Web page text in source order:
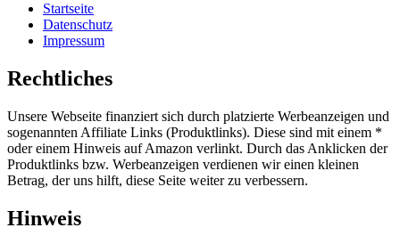
Startseite
Datenschutz
Impressum
Rechtliches
Unsere Webseite finanziert sich durch platzierte Werbeanzeigen und
sogenannten Affiliate Links (Produktlinks). Diese sind mit einem *
oder einem Hinweis auf Amazon verlinkt. Durch das Anklicken der
Produktlinks bzw. Werbeanzeigen verdienen wir einen kleinen
Betrag, der uns hilft, diese Seite weiter zu verbessern.
Hinweis